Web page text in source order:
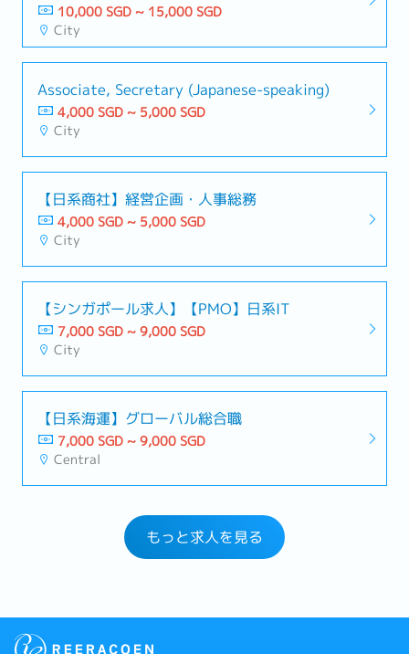
10,000 SGD ~ 15,000 SGD
City
Associate, Secretary (Japanese-speaking)
4,000 SGD ~ 5,000 SGD
City
【日系商社】経営企画・人事総務
4,000 SGD ~ 5,000 SGD
City
【シンガポール求人】【PMO】日系IT
7,000 SGD ~ 9,000 SGD
City
【日系海運】グローバル総合職
7,000 SGD ~ 9,000 SGD
Central
もっと求人を見る